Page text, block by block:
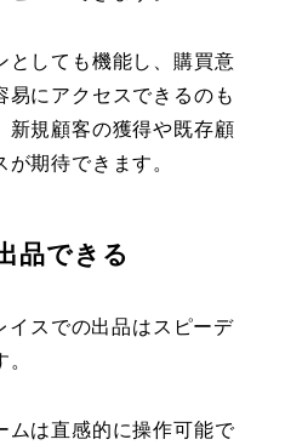
としても機能し、購買意
にアクセスできるのも
新規顧客の獲得や既存顧
期待できます。
品できる
スでの出品はスピーデ
ムは直感的に操作可能で